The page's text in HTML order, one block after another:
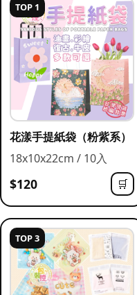
TOP 1
花漾手提紙袋（粉紫系）
18x10x22cm / 10入
$120 🛒
TOP 3